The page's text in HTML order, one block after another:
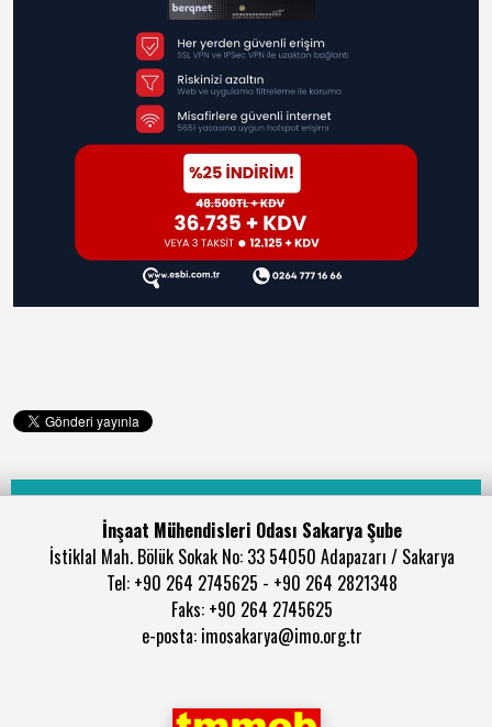
İnşaat Mühendisleri Odası Sakarya Şube
İstiklal Mah. Bölük Sokak No: 33 54050 Adapazarı / Sakarya
Tel: +90 264 2745625 - +90 264 2821348
Faks: +90 264 2745625
e-posta: imosakarya@imo.org.tr